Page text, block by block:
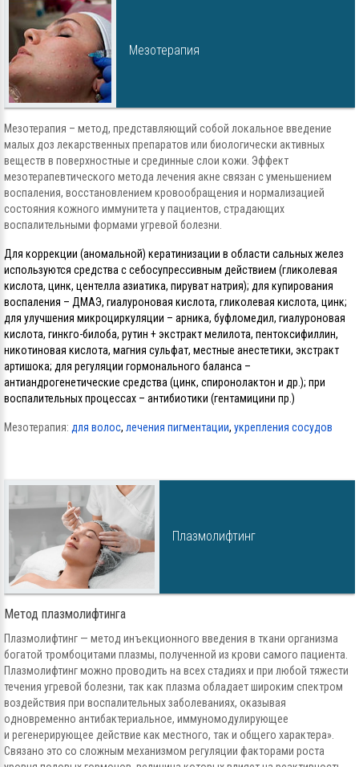
Мезотерапия
Мезотерапия – метод, представляющий собой локальное введение
малых доз лекарственных препаратов или биологически активных
веществ в поверхностные и срединные слои кожи. Эффект
мезотерапевтического метода лечения акне связан с уменьшением
воспаления, восстановлением кровообращения и нормализацией
состояния кожного иммунитета у пациентов, страдающих
воспалительными формами угревой болезни.
Для коррекции (аномальной) кератинизации в области сальных желез
используются средства с себосупрессивным действием (гликолевая
кислота, цинк, центелла азиатика, пируват натрия); для купирования
воспаления – ДМАЭ, гиалуроновая кислота, гликолевая кислота, цинк;
для улучшения микроциркуляции – арника, буфломедил, гиалуроновая
кислота, гинкго-билоба, рутин + экстракт мелилота, пентоксифиллин,
никотиновая кислота, магния сульфат, местные анестетики, экстракт
артишока; для регуляции гормонального баланса –
антиандрогенетические средства (цинк, спиронолактон и др.); при
воспалительных процессах – антибиотики (гентамицини пр.)
Мезотерапия: для волос, лечения пигментации, укрепления сосудов
Плазмолифтинг
Метод плазмолифтинга
Плазмолифтинг — метод инъекционного введения в ткани организма
богатой тромбоцитами плазмы, полученной из крови самого пациента.
Плазмолифтинг можно проводить на всех стадиях и при любой тяжести
течения угревой болезни, так как плазма обладает широким спектром
воздействия при воспалительных заболеваниях, оказывая
одновременно антибактериальное, иммуномодулирующее
и регенерирующее действие как местного, так и общего характера».
Связано это со сложным механизмом регуляции факторами роста